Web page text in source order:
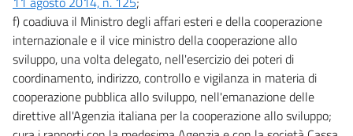
f) coadiuva il Ministro degli affari esteri e della cooperazione
internazionale e il vice ministro della cooperazione allo
sviluppo, una volta delegato, nell'esercizio dei poteri di
coordinamento, indirizzo, controllo e vigilanza in materia di
cooperazione pubblica allo sviluppo, nell'emanazione delle
direttive all'Agenzia italiana per la cooperazione allo sviluppo;